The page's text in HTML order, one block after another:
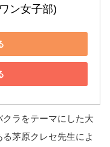
ン女子部)
クラをテーマにした大
茅原クレセ先生によ